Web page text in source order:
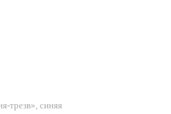
трезв», синяя